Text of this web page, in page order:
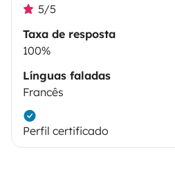
5/5
Taxa de resposta
100%
Línguas faladas
Francês
Perfil certificado